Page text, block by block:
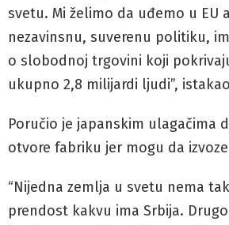
svetu. Mi želimo da uđemo u EU
nezavinsnu, suverenu politiku,
o slobodnoj trgovini koji
ukupno 2,8 milijardi ljudi”,
Poručio je japanskim ulagačima
otvore fabriku jer mogu da
“Nijedna zemlja u svetu nema
prendost kakvu ima Srbija.